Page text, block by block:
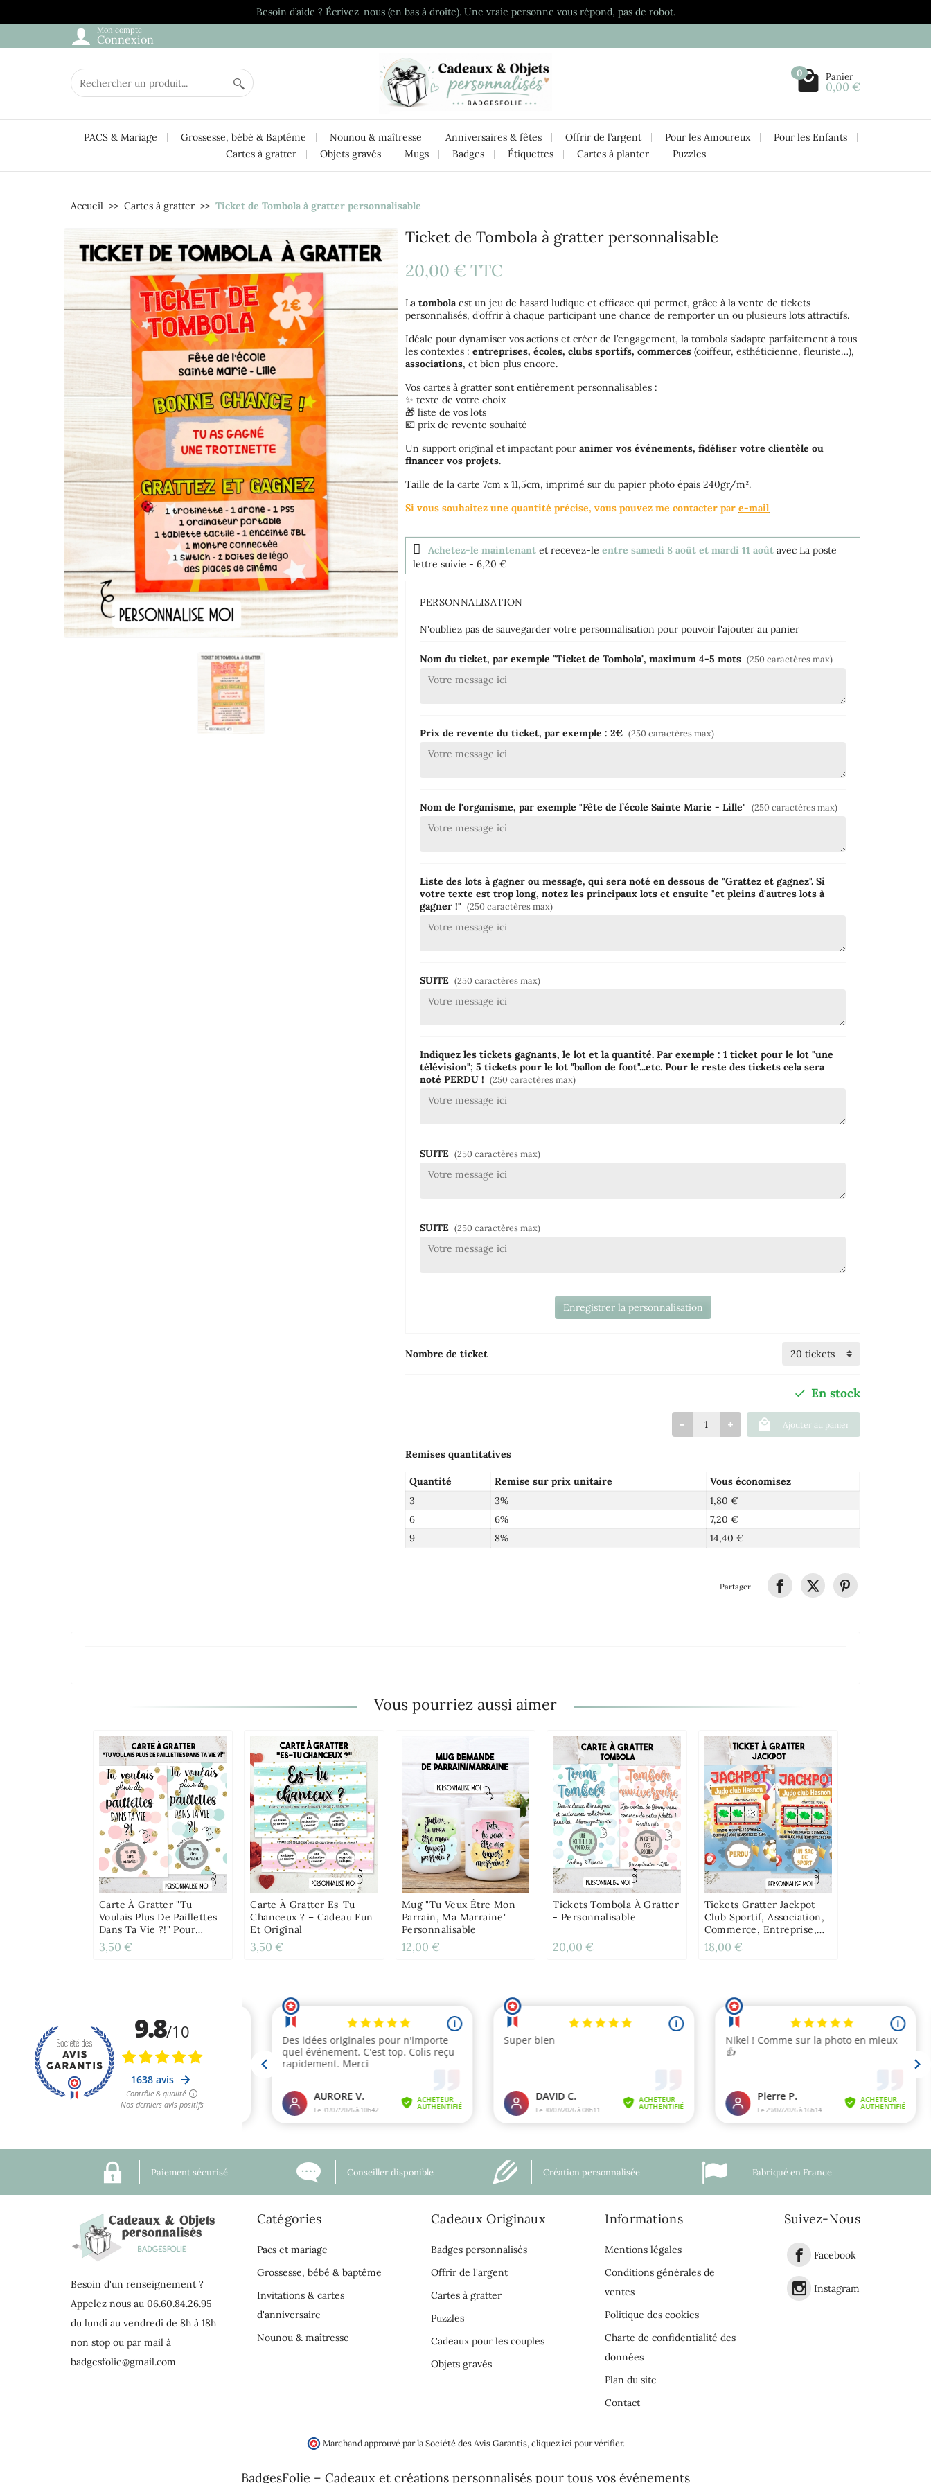
Besoin d’aide ? Écrivez-nous (en bas à droite). Une vraie personne vous répond, pas de robot.
Mon compte
Connexion
0 Panier
0,00 €
PACS & Mariage Grossesse, bébé & Baptême Nounou & maîtresse Anniversaires & fêtes Offrir de l’argent Pour les Amoureux
Pour les Enfants
Cartes à gratter
Objets gravés Mugs Badges Étiquettes Cartes à planter Puzzles
Accueil Cartes à gratter Ticket de Tombola à gratter personnalisable
Ticket de Tombola à gratter personnalisable
20,00 €TTC
Latombolaest un jeu de hasard ludique et efficace qui permet, grâce à la vente de tickets
personnalisés, d’offrir à chaque participant une chance de remporter un ou plusieurs lots attractifs.
Idéale pour dynamiser vos actions et créer de l’engagement, la tombola s’adapte parfaitement à tous
les contextes :entreprises, écoles, clubs sportifs, commerces (coiffeur, esthéticienne, fleuriste…),
associations, et bien plus encore.
Vos cartes à gratter sont entièrement personnalisables :
✨ texte de votre choix
🎁 liste de vos lots
💶 prix de revente souhaité
Un support original et impactant pouranimer vos événements, fidéliser votre clientèle ou
financer vos projets.
Taille de la carte 7cm x 11,5cm, imprimé sur du papier photo épais 240gr/m².
Si vous souhaitez une quantité précise, vous pouvez me contacter pare-mail
Achetez-le maintenant et recevez-leentre samedi 8 août et mardi 11 août avec La poste
lettre suivie - 6,20 €
PERSONNALISATION
N'oubliez pas de sauvegarder votre personnalisation pour pouvoir l'ajouter au panier
Nom du ticket, par exemple "Ticket de Tombola", maximum 4-5 mots (250 caractères max)
Prix de revente du ticket, par exemple : 2€ (250 caractères max)
Nom de l'organisme, par exemple "Fête de l’école Sainte Marie - Lille" (250 caractères max)
Liste des lots à gagner ou message, qui sera noté en dessous de "Grattez et gagnez". Si
votre texte est trop long, notez les principaux lots et ensuite "et pleins d'autres lots à
gagner !" (250 caractères max)
SUITE (250 caractères max)
Indiquez les tickets gagnants, le lot et la quantité. Par exemple : 1 ticket pour le lot "une
télévision"; 5 tickets pour le lot "ballon de foot"...etc. Pour le reste des tickets cela sera
noté PERDU ! (250 caractères max)
SUITE (250 caractères max)
SUITE (250 caractères max)
Enregistrer la personnalisation
Nombre de ticket
En stock
Ajouter au panier
Remises quantitatives
Quantité Remise sur prix unitaire
Vous économisez
3
3%
1,80 €
6
6%
7,20 €
9
8% 14,40 €
Partager
Vous pourriez aussi aimer
Carte À Gratter "Tu
Voulais Plus De Paillettes
Dans Ta Vie ?!" Pour
Annonce Ou Demande
Originale
3,50 €
Carte À Gratter Es-Tu
Chanceux ? – Cadeau Fun
Et Original
3,50 €
Mug "tu Veux Être Mon
Parrain, Ma Marraine"
Personnalisable
12,00 €
Tickets Tombola À Gratter
- Personnalisable
20,00 €
Tickets Gratter Jackpot -
Club Sportif, Association,
Commerce, Entreprise,
École
18,00 €
Paiement sécurisé Conseiller disponible Création personnalisée Fabriqué en France
Besoin d'un renseignement ?
Appelez nous au 06.60.84.26.95
du lundi au vendredi de 8h à 18h
non stop ou par mail à
badgesfolie@gmail.com
Catégories
Pacs et mariage
Grossesse, bébé & baptême
Invitations & cartes
d'anniversaire
Nounou & maîtresse
Cadeaux Originaux
Badges personnalisés
Offrir de l'argent
Cartes à gratter
Puzzles
Cadeaux pour les couples
Objets gravés
Informations
Mentions légales
Conditions générales de
ventes
Politique des cookies
Charte de confidentialité des
données
Plan du site
Contact
Suivez-Nous
Facebook
Instagram
Marchand approuvé par la Société des Avis Garantis,cliquez ici pour vérifier.
BadgesFolie – Cadeaux et créations personnalisés pour tous vos événements